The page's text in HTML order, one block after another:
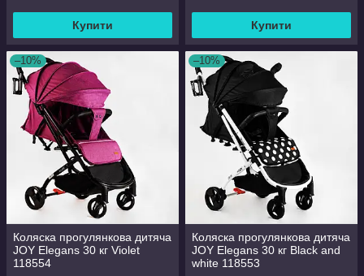
Купити Купити
–10%
Коляска прогулянкова дитяча
JOY Elegans 30 кг Violet
118554
–10%
Коляска прогулянкова дитяча
JOY Elegans 30 кг Black and
white 118553